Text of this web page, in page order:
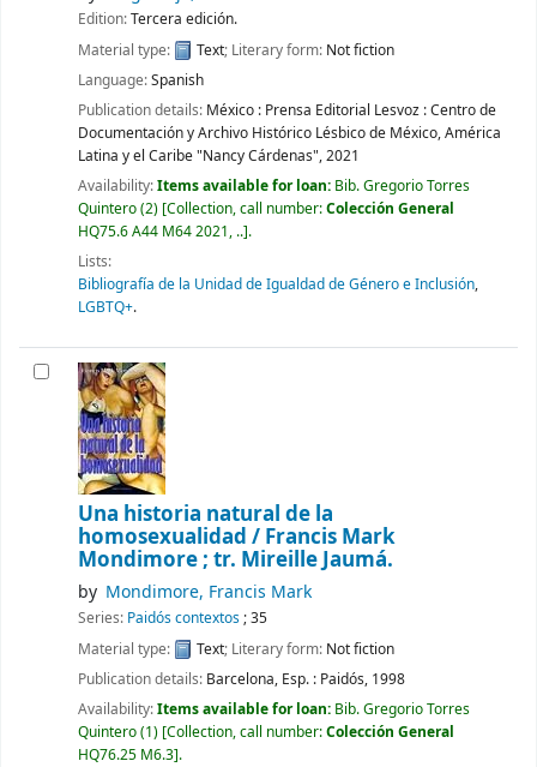
Edition:Tercera edición.
Material type:
Text; Literary form: Not fiction
Language:Spanish
Publication details: México : Prensa Editorial Lesvoz : Centro de
Documentación y Archivo Histórico Lésbico de México, América
Latina y el Caribe "Nancy Cárdenas",2021
Availability:Items available for loan: Bib. Gregorio Torres
Quintero(2) Collection, call number:Colección General
HQ75.6 A44 M64 2021, .. .
Lists:
Bibliografía de la Unidad de Igualdad de Género e Inclusión,
LGBTQ+.
Una historia natural de la
homosexualidad / Francis Mark
Mondimore ; tr. Mireille Jaumá.
by Mondimore, Francis Mark
Series: Paidós contextos; 35
Material type:
Text; Literary form: Not fiction
Publication details: Barcelona, Esp. : Paidós, 1998
Availability:Items available for loan: Bib. Gregorio Torres
Quintero(1) Collection, call number:Colección General
HQ76.25 M6.3 .